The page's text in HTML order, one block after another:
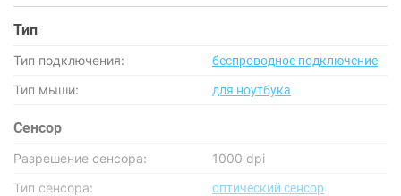
Тип
Тип подключения: беспроводное подключение
Тип мыши: для ноутбука
Сенсор
Разрешение сенсора:
1000 dpi
Тип сенсора:
оптический сенсор